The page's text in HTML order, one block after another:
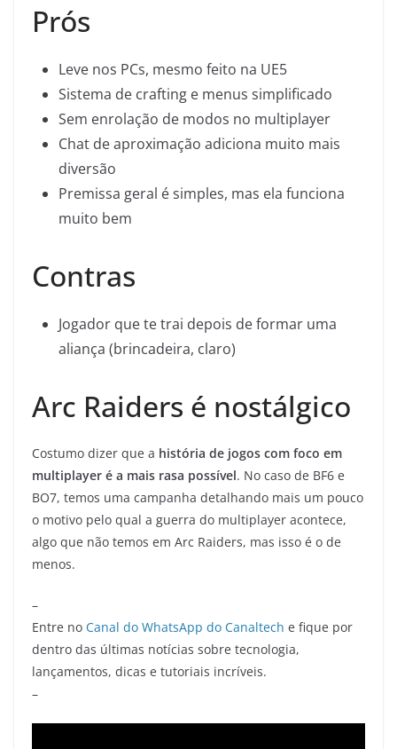
Prós
Leve nos PCs, mesmo feito na UE5
Sistema de crafting e menus simplificado
Sem enrolação de modos no multiplayer
Chat de aproximação adiciona muito mais
diversão
Premissa geral é simples, mas ela funciona
muito bem
Contras
Jogador que te trai depois de formar uma
aliança (brincadeira, claro)
Arc Raiders é nostálgico
Costumo dizer que a história de jogos com foco em
multiplayer é a mais rasa possível. No caso de BF6 e
BO7, temos uma campanha detalhando mais um pouco
o motivo pelo qual a guerra do multiplayer acontece,
algo que não temos em Arc Raiders, mas isso é o de
menos.
–
Entre no Canal do WhatsApp do Canaltech e fique por
dentro das últimas notícias sobre tecnologia,
lançamentos, dicas e tutoriais incríveis.
–